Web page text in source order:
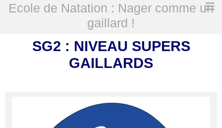
Ecole de Natation : Nager comme un
gaillard !
Accueil SG2 : Niveau Supers Gaillards
SG2 : NIVEAU SUPERS
GAILLARDS